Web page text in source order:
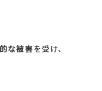
な被害を受け、